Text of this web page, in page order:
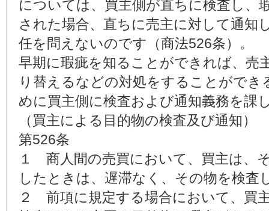
については、買主側が直ちに検査し、
された場合、直ちに売主に対して通知
任を問えないのです（商法526条）。
早期に瑕疵を知ることができれば、売
り替えるなどの対処をすることができ
めに買主側に検査および通知義務を課
（買主による目的物の検査及び通知）
第526条
１ 商人間の売買において、買主は、
したときは、遅滞なく、その物を検査
２ 前項に規定する場合において、買